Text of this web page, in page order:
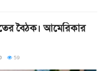
বৈঠক। আমেরিকার
59